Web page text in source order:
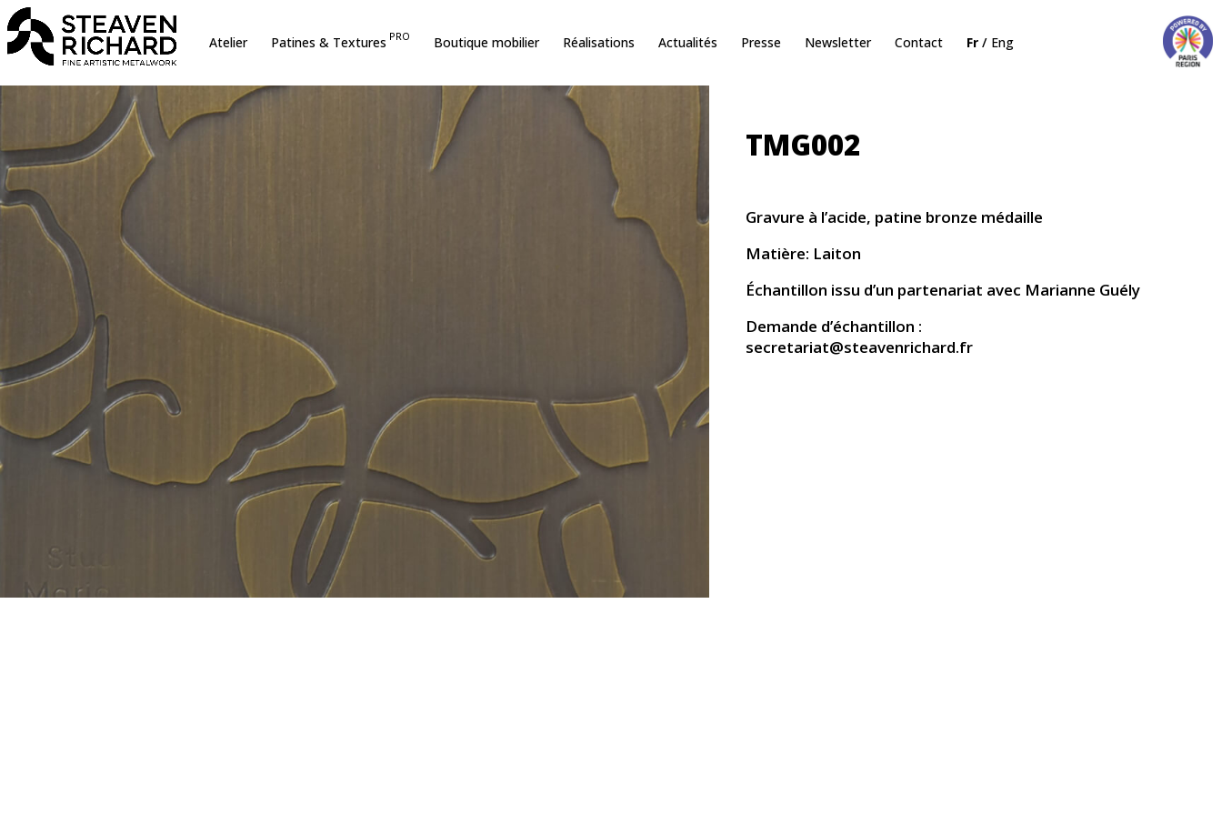
Atelier Patines & Textures PRO Boutique mobilier Réalisations Actualités Presse Newsletter Contact Fr Eng
sur le site
TMG002
Gravure à l’acide, patine bronze médaille
Matière: Laiton
Échantillon issu d’un partenariat avec Marianne Guély
Demande d’échantillon :
secretariat@steavenrichard.fr